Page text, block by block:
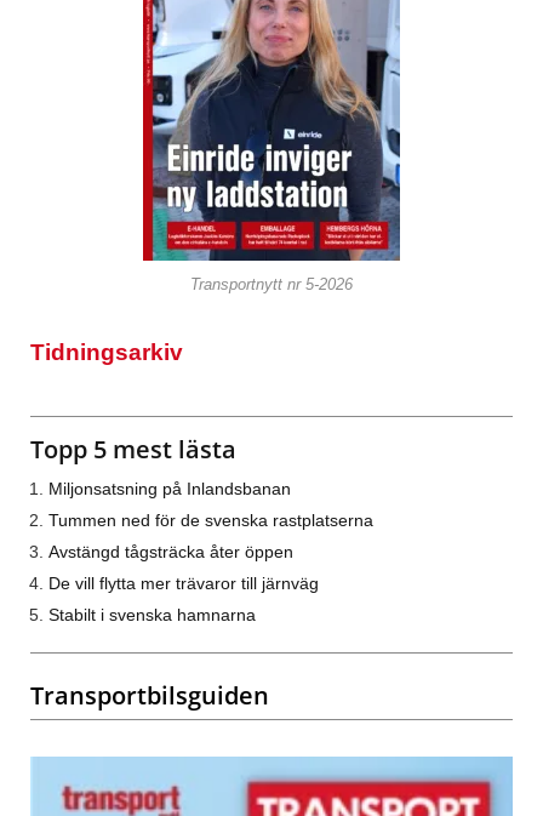
Transportnytt nr 5-2026
Tidningsarkiv
Topp 5 mest lästa
Miljonsatsning på Inlandsbanan
Tummen ned för de svenska rastplatserna
Avstängd tågsträcka åter öppen
De vill flytta mer trävaror till järnväg
Stabilt i svenska hamnarna
Transportbilsguiden